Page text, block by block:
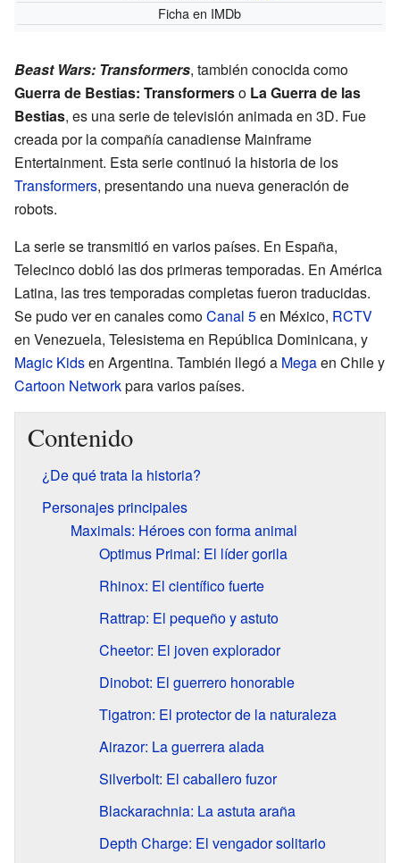
Fichaen IMDb
Beast Wars: Transformers, también conocida como
Guerra de Bestias: Transformerso La Guerra de las
Bestias, es una serie de televisión animada en 3D. Fue
creada por la compañía canadiense Mainframe
Entertainment. Esta serie continuó la historia de los
Transformers, presentando una nueva generación de
robots.
La serie se transmitió en varios países. En España,
Telecinco dobló las dos primeras temporadas. En América
Latina, las tres temporadas completas fueron traducidas.
Se pudo ver en canales comoCanal 5en México, RCTV
en Venezuela, Telesistema en República Dominicana, y
Magic Kidsen Argentina. También llegó a Megaen Chile y
Cartoon Networkpara varios países.
Contenido
¿De qué trata la historia?
Personajes principales
Maximals: Héroes con forma animal
Optimus Primal: El líder gorila
Rhinox: El científico fuerte
Rattrap: El pequeño y astuto
Cheetor: El joven explorador
Dinobot: El guerrero honorable
Tigatron: El protector de la naturaleza
Airazor: La guerrera alada
Silverbolt: El caballero fuzor
Blackarachnia: La astuta araña
Depth Charge: El vengador solitario